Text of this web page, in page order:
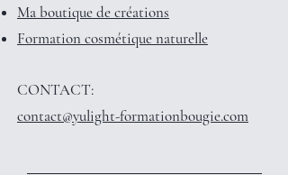
Ma boutique de créations
Formation cosmétique naturelle
CONTACT:
contact@yulight-formationbougie.com